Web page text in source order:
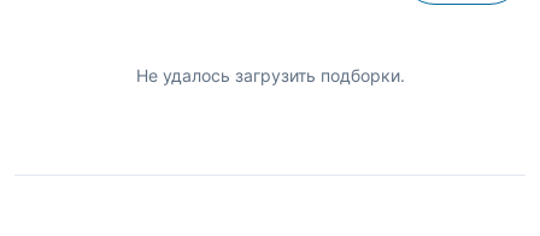
Не удалось загрузить подборки.